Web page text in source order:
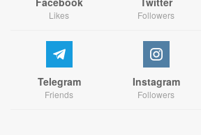
Likes Followers
Telegram
Friends
Instagram
Followers